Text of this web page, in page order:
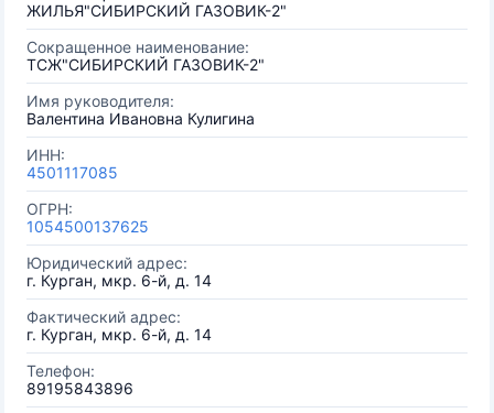
ЖИЛЬЯ"СИБИРСКИЙ ГАЗОВИК-2"
Сокращенное наименование:
ТСЖ"СИБИРСКИЙ ГАЗОВИК-2"
Имя руководителя:
Валентина Ивановна Кулигина
ИНН:
4501117085
ОГРН:
1054500137625
Юридический адрес:
г. Курган, мкр. 6-й, д. 14
Фактический адрес:
г. Курган, мкр. 6-й, д. 14
Телефон:
89195843896